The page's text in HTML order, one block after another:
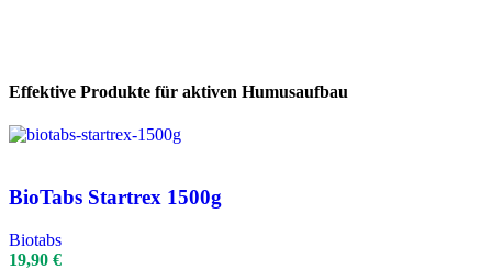
Effektive Produkte für aktiven Humusaufbau
BioTabs Startrex 1500g
Biotabs
19,90 €